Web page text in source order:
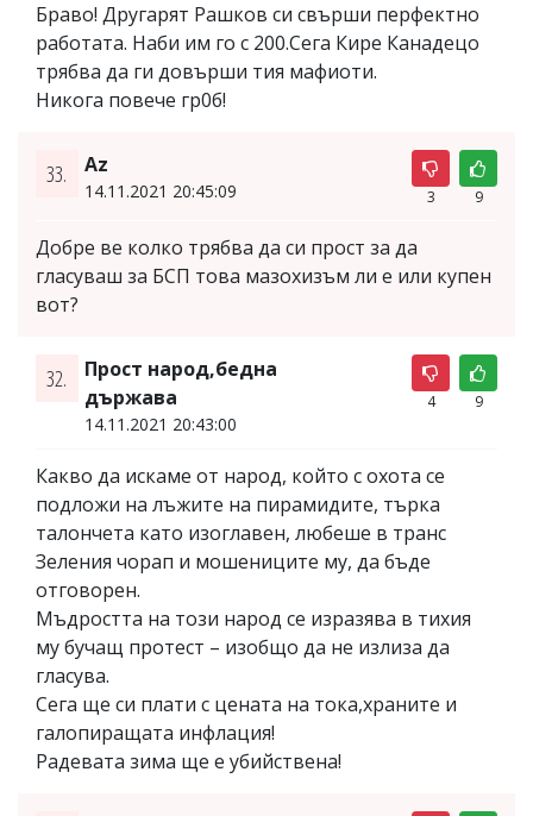
Браво! Другарят Рашков си свърши перфектно
работата. Наби им го с 200.Сега Кире Канадецо
трябва да ги довърши тия мафиоти.
Никога повече гр0б!
33. Az
14.11.2021 20:45:09 3 9
Добре ве колко трябва да си прост за да
гласуваш за БСП това мазохизъм ли е или купен
вот?
32.
Прост народ,бедна
държава
14.11.2021 20:43:00
4 9
Какво да искаме от народ, който с охота се
подложи на лъжите на пирамидите, търка
талончета като изоглавен, любеше в транс
Зеления чорап и мошениците му, да бъде
отговорен.
Мъдростта на този народ се изразява в тихия
му бучащ протест – изобщо да не излиза да
гласува.
Сега ще си плати с цената на тока,храните и
галопиращата инфлация!
Радевата зима ще е убийствена!